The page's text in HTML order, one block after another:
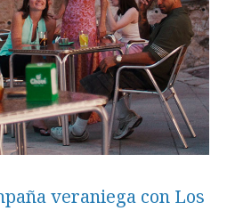
veraniega con Los